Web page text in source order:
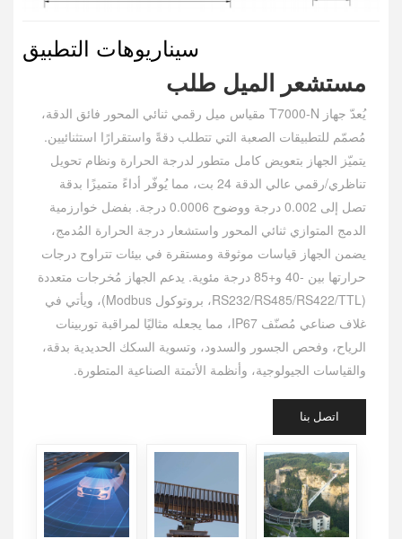
سيناريوهات التطبيق
مستشعر الميل طلب
يُعدّ جهاز T7000-N مقياس ميل رقمي ثنائي المحور فائق الدقة،
مُصمّم للتطبيقات الصعبة التي تتطلب دقةً واستقرارًا استثنائيين.
يتميّز الجهاز بتعويض كامل متطور لدرجة الحرارة ونظام تحويل
تناظري/رقمي عالي الدقة 24 بت، مما يُوفّر أداءً متميزًا بدقة
تصل إلى 0.002 درجة ووضوح 0.0006 درجة. بفضل خوارزمية
الدمج المتوازي ثنائي المحور واستشعار درجة الحرارة المُدمج،
يضمن الجهاز قياسات موثوقة ومستقرة في بيئات تتراوح درجات
حرارتها بين -40 و+85 درجة مئوية. يدعم الجهاز مُخرجات متعددة
(RS232/RS485/RS422/TTL، بروتوكول Modbus)، ويأتي في
غلاف صناعي مُصنّف IP67، مما يجعله مثاليًا لمراقبة توربينات
الرياح، وفحص الجسور والسدود، وتسوية السكك الحديدية بدقة،
والقياسات الجيولوجية، وأنظمة الأتمتة الصناعية المتطورة.
اتصل بنا